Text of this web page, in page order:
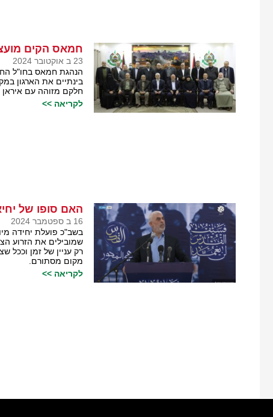
חמאס הקים
23 ב אוקטובר 2024
הנהגת חמאס בחו"ל
בינתיים את הארגון
חלקם מזוהה עם
לקריאה >>
האם סופו של
16 ב ספטמבר 2024
בשב"כ פועלת יחידה
שמובילים את הזרוע
רק עניין של זמן
מקום מסתורם.
לקריאה >>